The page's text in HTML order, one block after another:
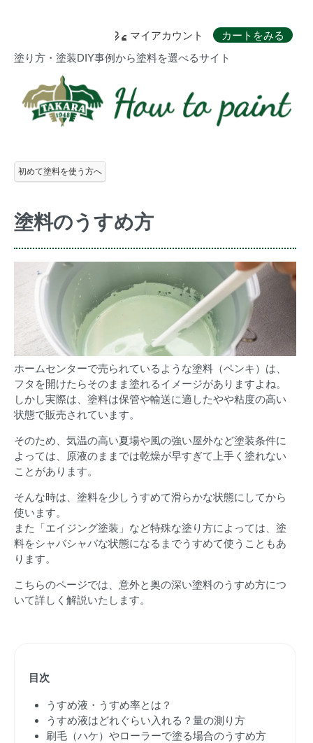
マイアカウント
カートをみる
塗り方・塗装DIY事例から塗料を選べるサイト
初めて塗料を使う方へ
塗料のうすめ方
ホームセンターで売られているような塗料（ペンキ）は、
フタを開けたらそのまま塗れるイメージがありますよね。
しかし実際は、塗料は保管や輸送に適したやや粘度の高い
状態で販売されています。
そのため、気温の高い夏場や風の強い屋外など塗装条件に
よっては、原液のままでは乾燥が早すぎて上手く塗れない
ことがあります。
そんな時は、塗料を少しうすめて滑らかな状態にしてから
使います。
また「エイジング塗装」など特殊な塗り方によっては、塗
料をシャバシャバな状態になるまでうすめて使うこともあ
ります。
こちらのページでは、意外と奥の深い塗料のうすめ方につ
いて詳しく解説いたします。
目次
うすめ液・うすめ率とは？
うすめ液はどれぐらい入れる？量の測り方
刷毛（ハケ）やローラーで塗る場合のうすめ方